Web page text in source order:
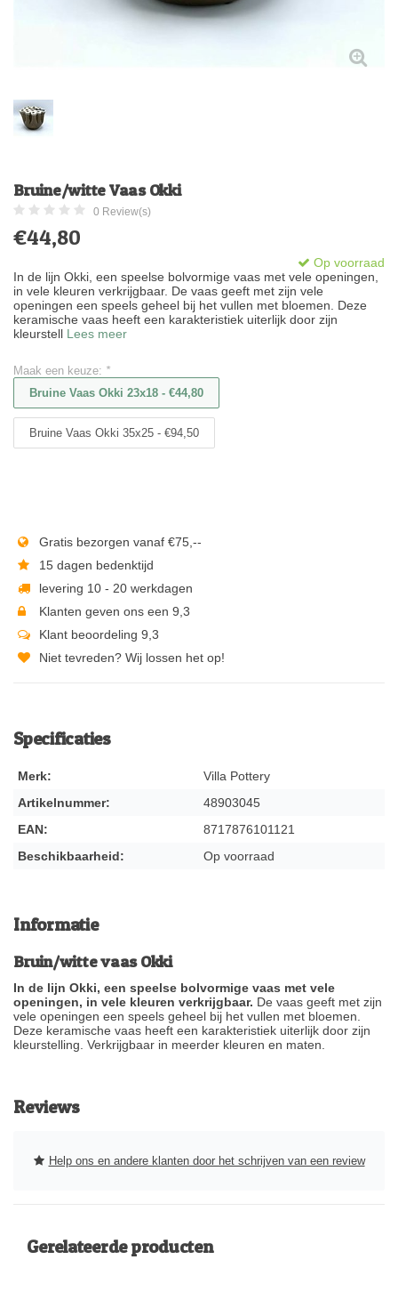
Bruine/witte Vaas Okki
0 Review(s)
€44,80
Op voorraad
In de lijn Okki, een speelse bolvormige vaas met vele openingen,
in vele kleuren verkrijgbaar. De vaas geeft met zijn vele
openingen een speels geheel bij het vullen met bloemen. Deze
keramische vaas heeft een karakteristiek uiterlijk door zijn
kleurstell Lees meer
Maak een keuze: *
Bruine Vaas Okki 23x18 - €44,80
Bruine Vaas Okki 35x25 - €94,50
Gratis bezorgen vanaf €75,--
15 dagen bedenktijd
levering 10 - 20 werkdagen
Klanten geven ons een 9,3
Klant beoordeling 9,3
Niet tevreden? Wij lossen het op!
Specificaties
Merk:
Villa Pottery
Artikelnummer:
48903045
EAN:
8717876101121
Beschikbaarheid:
Op voorraad
Informatie
Bruin/witte vaas Okki
In de lijn Okki, een speelse bolvormige vaas met vele
openingen, in vele kleuren verkrijgbaar. De vaas geeft met zijn
vele openingen een speels geheel bij het vullen met bloemen.
Deze keramische vaas heeft een karakteristiek uiterlijk door zijn
kleurstelling. Verkrijgbaar in meerder kleuren en maten.
Reviews
Help ons en andere klanten door het schrijven van een review
Gerelateerde producten